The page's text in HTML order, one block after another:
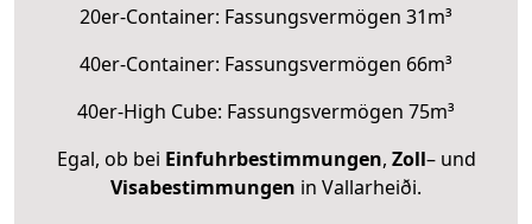
20er-Container: Fassungsvermögen 31m³
40er-Container: Fassungsvermögen 66m³
40er-High Cube: Fassungsvermögen 75m³
Egal, ob bei Einfuhrbestimmungen, Zoll– und
Visabestimmungen in Vallarheiði.